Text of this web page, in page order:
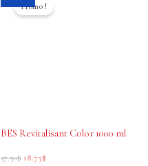
Promo !
BES Revitalisant Color 1000 ml
37.50$
initial
18.75$
actuel